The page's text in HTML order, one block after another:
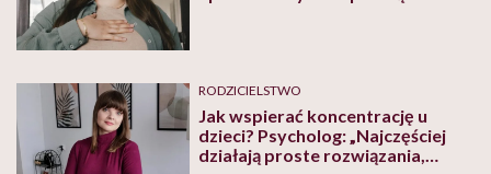
RODZICIELSTWO
Jak wspierać koncentrację u
dzieci? Psycholog: „Najczęściej
działają proste rozwiązania,